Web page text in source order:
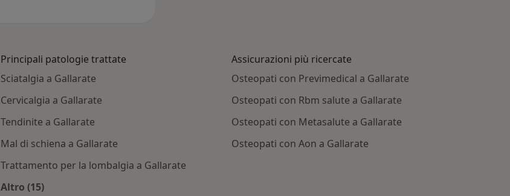
Principali patologie trattate
Sciatalgia a Gallarate
Cervicalgia a Gallarate
Tendinite a Gallarate
Mal di schiena a Gallarate
Trattamento per la lombalgia a Gallarate
Altro (15)
Assicurazioni più ricercate
Osteopati con Previmedical a Gallarate
Osteopati con Rbm salute a Gallarate
Osteopati con Metasalute a Gallarate
Osteopati con Aon a Gallarate